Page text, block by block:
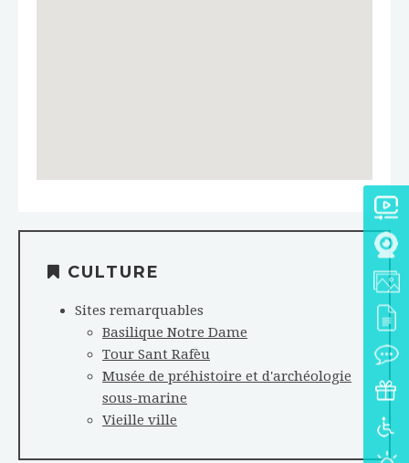
CULTURE
Sites remarquables
Basilique Notre Dame
Tour Sant Rafèu
Musée de préhistoire et d'archéologie
sous-marine
Vieille ville